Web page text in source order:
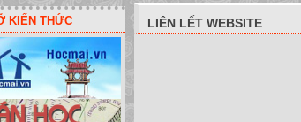
KIẾN THỨC LIÊN LẾT WEBSITE